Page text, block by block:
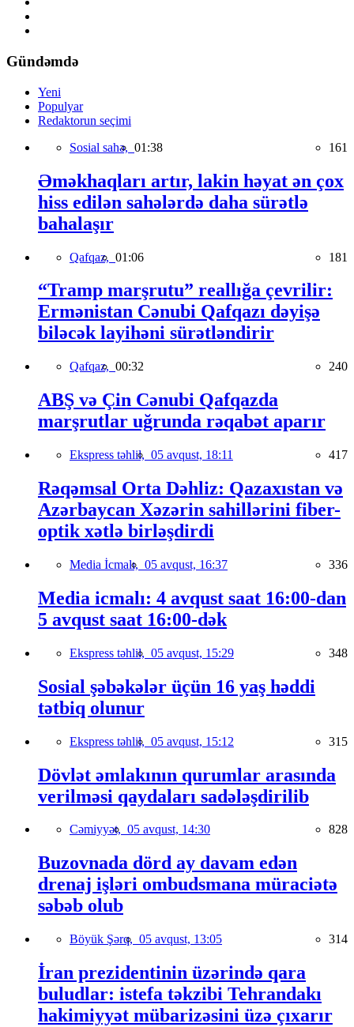
Gündəmdə
Yeni
Populyar
Redaktorun seçimi
Sosial sahə, 01:38 161
Əməkhaqları artır, lakin həyat ən çox
hiss edilən sahələrdə daha sürətlə
bahalaşır
Qafqaz, 01:06 181
“Tramp marşrutu” reallığa çevrilir:
Ermənistan Cənubi Qafqazı dəyişə
biləcək layihəni sürətləndirir
Qafqaz, 00:32 240
ABŞ və Çin Cənubi Qafqazda
marşrutlar uğrunda rəqabət aparır
Ekspress təhlil, 05 avqust, 18:11 417
Rəqəmsal Orta Dəhliz: Qazaxıstan və
Azərbaycan Xəzərin sahillərini fiber-
optik xətlə birləşdirdi
Media İcmalı, 05 avqust, 16:37 336
Media icmalı: 4 avqust saat 16:00-dan
5 avqust saat 16:00-dək
Ekspress təhlil, 05 avqust, 15:29 348
Sosial şəbəkələr üçün 16 yaş həddi
tətbiq olunur
Ekspress təhlil, 05 avqust, 15:12 315
Dövlət əmlakının qurumlar arasında
verilməsi qaydaları sadələşdirilib
Cəmiyyət, 05 avqust, 14:30 828
Buzovnada dörd ay davam edən
drenaj işləri ombudsmana müraciətə
səbəb olub
Böyük Şərq, 05 avqust, 13:05 314
İran prezidentinin üzərində qara
buludlar: istefa təkzibi Tehrandakı
hakimiyyət mübarizəsini üzə çıxarır